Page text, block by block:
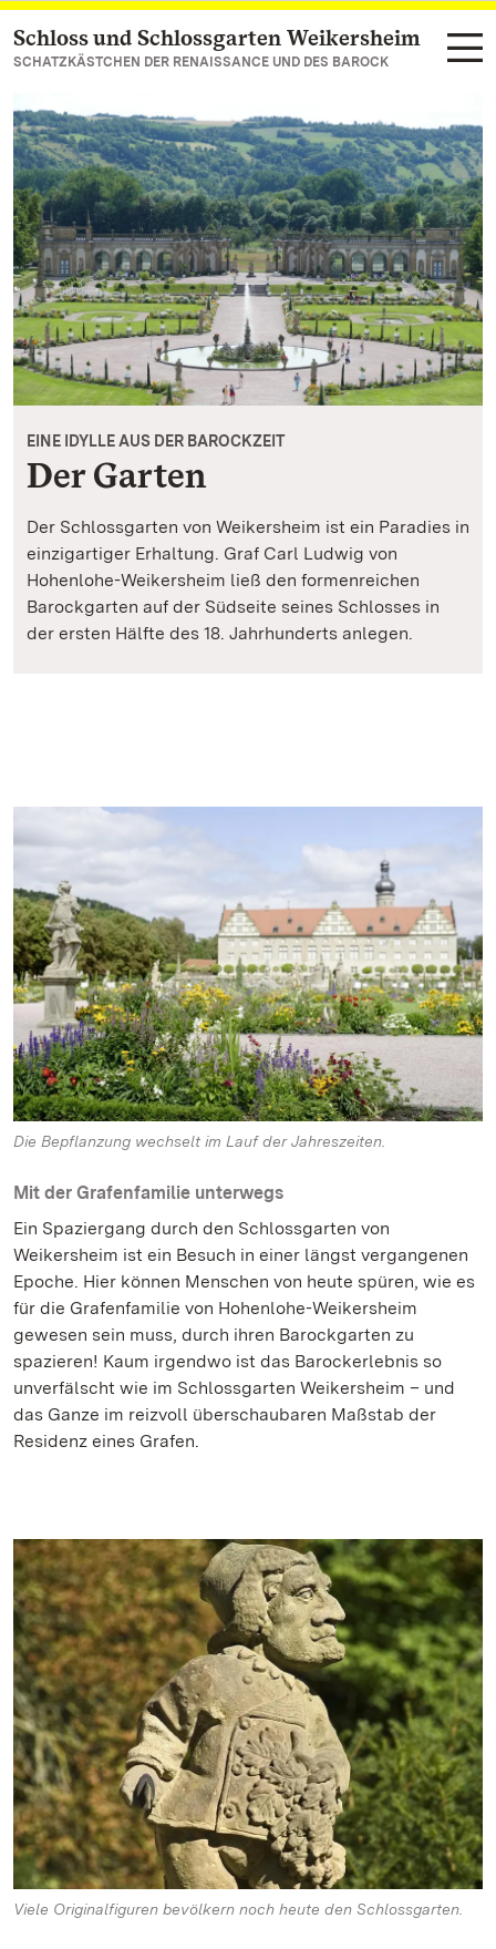
Zum Hauptinhalt springen
Schloss und Schlossgarten Weikersheim
SCHATZKÄSTCHEN DER RENAISSANCE UND DES BAROCK
EINE IDYLLE AUS DER BAROCKZEIT
Der Garten
Der Schlossgarten von Weikersheim ist ein Paradies in
einzigartiger Erhaltung. Graf Carl Ludwig von
Hohenlohe-Weikersheim ließ den formenreichen
Barockgarten auf der Südseite seines Schlosses in
der ersten Hälfte des 18. Jahrhunderts anlegen.
Die Bepflanzung wechselt im Lauf der Jahreszeiten.
Mit der Grafenfamilie unterwegs
Ein Spaziergang durch den Schlossgarten von
Weikersheim ist ein Besuch in einer längst vergangenen
Epoche. Hier können Menschen von heute spüren, wie es
für die Grafenfamilie von Hohenlohe-Weikersheim
gewesen sein muss, durch ihren Barockgarten zu
spazieren! Kaum irgendwo ist das Barockerlebnis so
unverfälscht wie im Schlossgarten Weikersheim – und
das Ganze im reizvoll überschaubaren Maßstab der
Residenz eines Grafen.
Viele Originalfiguren bevölkern noch heute den Schlossgarten.